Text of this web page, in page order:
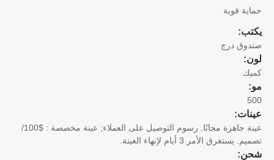
قوية
درج
عينة جاهزة مجانًا, رسوم التوصيل على العملاء; عينة مخصصة : $100/
يستغرق الأمر 3 أيام لإنهاء العينة.